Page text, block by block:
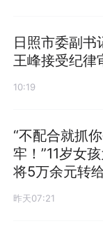
日照市委副书
王峰接受纪律
10:19
“不配合就抓
牢！”11岁女
将5万余元转
昨天07:21